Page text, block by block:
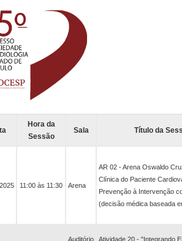
Hora da
Sessão
Sala Título da
11:00 às 11:30 Arena
AR 02 - Arena Oswaldo
Clínica do Paciente
Prevenção à Intervenção
(decisão médica baseada
Auditório
Atividade 20 - "Integrando